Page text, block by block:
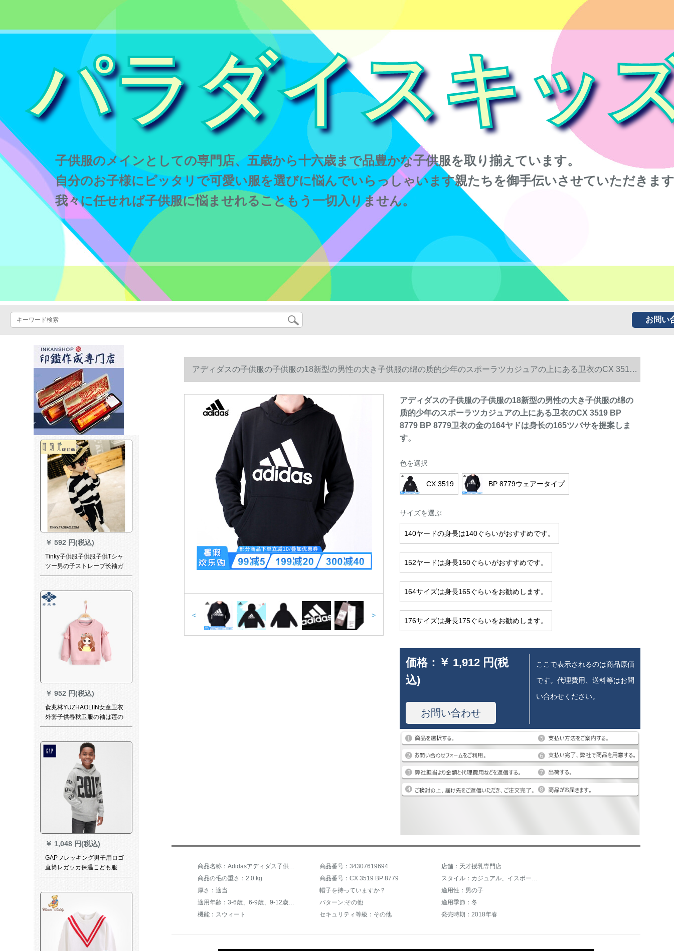
パラダイスキッ
子供服のメインとしての専門店、五歳から十六歳まで品豊かな子供服を取り揃えています。
自分のお子様にピッタリで可愛い服を選びに悩んでいらっしゃいます親たちを御手伝いさせていただきま
我々に任せれば子供服に悩ませれることもう一切入りません。
お問い
￥ 592 円(税込)
Tinky子供服子供服子供Tシャ
ツー男の子ストレープ长袖ガ
リードディアンカージュ上の
ットの现物は白黒ストレープ
のレドカード110番ヤドで
￥ 952 円(税込)
兪兆林YUZHAOLIIN女童卫衣
外套子供春秋卫服の袖は莲の
叶の辺の小さい仙女を持ちま
￥ 1,048 円(税込)
GAPフレッキング男子用ロゴ
直筒レガッカ保温こども服
399758浅麻灰130 cm(M)
アディダスの子供服の子供服の18新型の男性の大き子供服の绵の质的少年のスポーラツカジュアの上にある卫衣のCX 3519
BP 8779 BP 8779卫衣の金の164ヤドは身长の165ツバサを提案します。
< >
アディダスの子供服の子供服の18新型の男性の大き子供服の绵の
质的少年のスポーラツカジュアの上にある卫衣のCX 3519 BP
8779 BP 8779卫衣の金の164ヤドは身长の165ツバサを提案しま
す。
色を選択
CX 3519 BP 8779ウェアータイプ
サイズを選ぶ
140ヤードの身長は140ぐらいがおすすめです。
152ヤードは身長150ぐらいがおすすめです。
164サイズは身長165ぐらいをお勧めします。
176サイズは身長175ぐらいをお勧めします。
価格： ￥ 1,912 円(税
込)
お問い合わせ
ここで表示されるのは商品原価
です。代理費用、送料等はお問
い合わせください。
商品名称：Adidasアディダス子供服子供用少年用ガーディアン18新型男性大子供用コットン少年スポーツカジュアル上着ガーディアンCX 3519 BP 8779 BP 8779ガーディアンモデル164サイズは身長165ぐらいをお勧めします。 商品番号：34307619694
店舗：天才授乳専門店
商品の毛の重さ：2.0 kg
商品番号：CX 3519 BP 8779
スタイル：カジュアル、イスポーツマッチ、スポツ
厚さ：適当
帽子を持っていますか？
適用性：男の子
適用年齢：3-6歳、6-9歳、9-12歳、12歳以上
パターン:その他
適用季節：冬
機能：スウィート
セキュリティ等級：その他 発売時期：2018年春